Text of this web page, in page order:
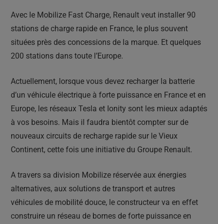
Avec le Mobilize Fast Charge, Renault veut installer 90
stations de charge rapide en France, le plus souvent
situées près des concessions de la marque. Et quelques
200 stations dans toute l’Europe.
Actuellement, lorsque vous devez recharger la batterie
d’un véhicule électrique à forte puissance en France et en
Europe, les réseaux Tesla et Ionity sont les mieux adaptés
à vos besoins. Mais il faudra bientôt compter sur de
nouveaux circuits de recharge rapide sur le Vieux
Continent, cette fois une initiative du Groupe Renault.
A travers sa division Mobilize réservée aux énergies
alternatives, aux solutions de transport et autres
véhicules de mobilité douce, le constructeur va en effet
construire un réseau de bornes de forte puissance en